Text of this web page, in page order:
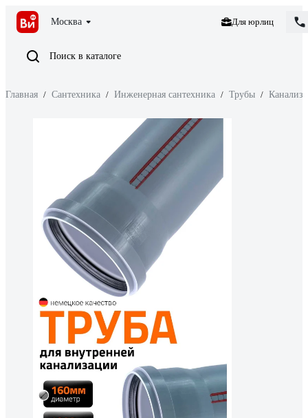
Москва Для юрлиц
Поиск в каталоге
Главная / Сантехника / Инженерная сантехника / Трубы /